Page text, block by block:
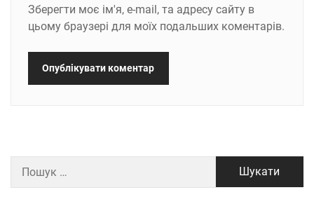
Зберегти моє ім'я, e-mail, та адресу сайту в
цьому браузері для моїх подальших коментарів.